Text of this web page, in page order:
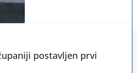
postavljen prvi